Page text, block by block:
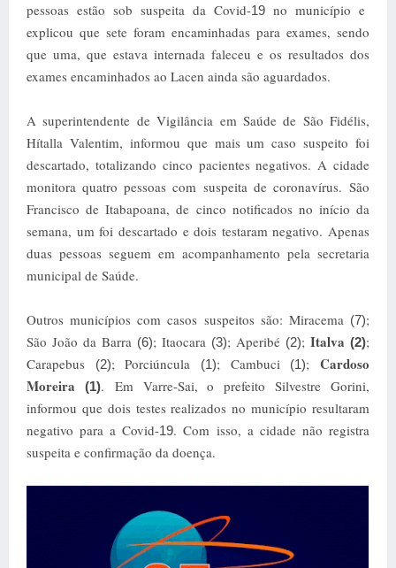
pessoas estão sob suspeita da Covid-19 no município e
explicou que sete foram encaminhadas para exames, sendo
que uma, que estava internada faleceu e os resultados dos
exames encaminhados ao Lacen ainda são aguardados.
A superintendente de Vigilância em Saúde de São Fidélis,
Hítalla Valentim, informou que mais um caso suspeito foi
descartado, totalizando cinco pacientes negativos. A cidade
monitora quatro pessoas com suspeita de coronavírus. São
Francisco de Itabapoana, de cinco notificados no início da
semana, um foi descartado e dois testaram negativo. Apenas
duas pessoas seguem em acompanhamento pela secretaria
municipal de Saúde.
Outros municípios com casos suspeitos são: Miracema (7);
São João da Barra (6); Itaocara (3); Aperibé (2); Italva (2);
Carapebus
(2); Porciúncula (1); Cambuci (1);Cardoso
Moreira
(1). Em Varre-Sai, o prefeito Silvestre Gorini,
informou que dois testes realizados no município resultaram
negativo para a Covid-19. Com isso, a cidade não registra
suspeita e confirmação da doença.